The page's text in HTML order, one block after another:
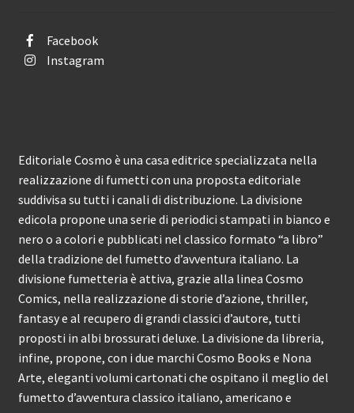
Facebook
Instagram
Editoriale Cosmo è una casa editrice specializzata nella
realizzazione di fumetti con una proposta editoriale
suddivisa su tutti i canali di distribuzione. La divisione
edicola propone una serie di periodici stampati in bianco e
nero o a colori e pubblicati nel classico formato “a libro”
della tradizione del fumetto d’avventura italiano. La
divisione fumetteria è attiva, grazie alla linea Cosmo
Comics, nella realizzazione di storie d’azione, thriller,
fantasy e al recupero di grandi classici d’autore, tutti
proposti in albi brossurati deluxe. La divisione da libreria,
infine, propone, con i due marchi Cosmo Books e Nona
Arte, eleganti volumi cartonati che ospitano il meglio del
fumetto d’avventura classico italiano, americano e